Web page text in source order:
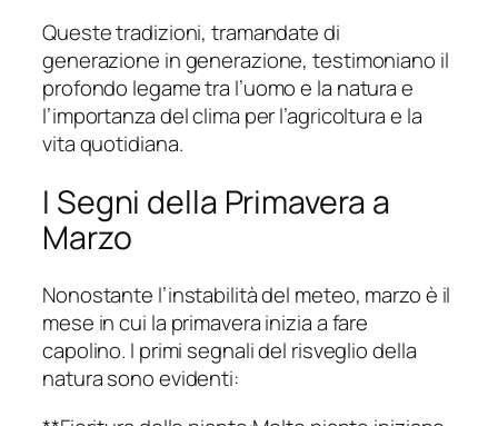
Queste tradizioni, tramandate di
generazione in generazione, testimoniano il
profondo legame tra l’uomo e la natura e
l’importanza del clima per l’agricoltura e la
vita quotidiana.
I Segni della Primavera a
Marzo
Nonostante l’instabilità del meteo, marzo è il
mese in cui la primavera inizia a fare
capolino. I primi segnali del risveglio della
natura sono evidenti: